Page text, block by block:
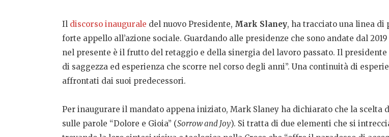
Il discorso inaugurale del nuovo Presidente, Mark Slaney, ha tracciato una linea di
forte appello all’azione sociale. Guardando alle presidenze che sono andate dal
nel presente è il frutto del retaggio e della sinergia del lavoro passato. Il
di saggezza ed esperienza che scorre nel corso degli anni”. Una continuità di
affrontati dai suoi predecessori.
Per inaugurare il mandato appena iniziato, Mark Slaney ha dichiarato che la scelta
sulle parole “Dolore e Gioia” (Sorrow and Joy). Si tratta di due elementi che si